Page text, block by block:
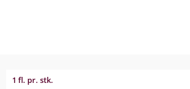
1 fl. pr. stk.